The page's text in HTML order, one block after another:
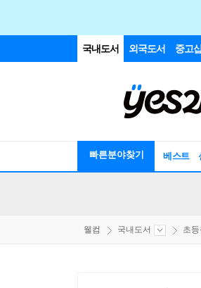
국내도서 외국도서 중고
빠른분야찾기 베스트
웰컴 국내도서 초